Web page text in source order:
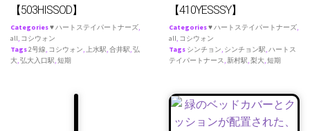
【503HISSOD】
Categories♥ ハートステイパートナーズ,
all, コシウォン
Tags2号線, コシウォン, 上水駅,合井駅,弘
大,弘大入口駅,短期
【410YESSSY】
Categories♥ ハートステイパートナーズ,
all, コシウォン
Tags シンチョン, シンチョン駅,ハートス
テイパートナース,新村駅,梨大,短期